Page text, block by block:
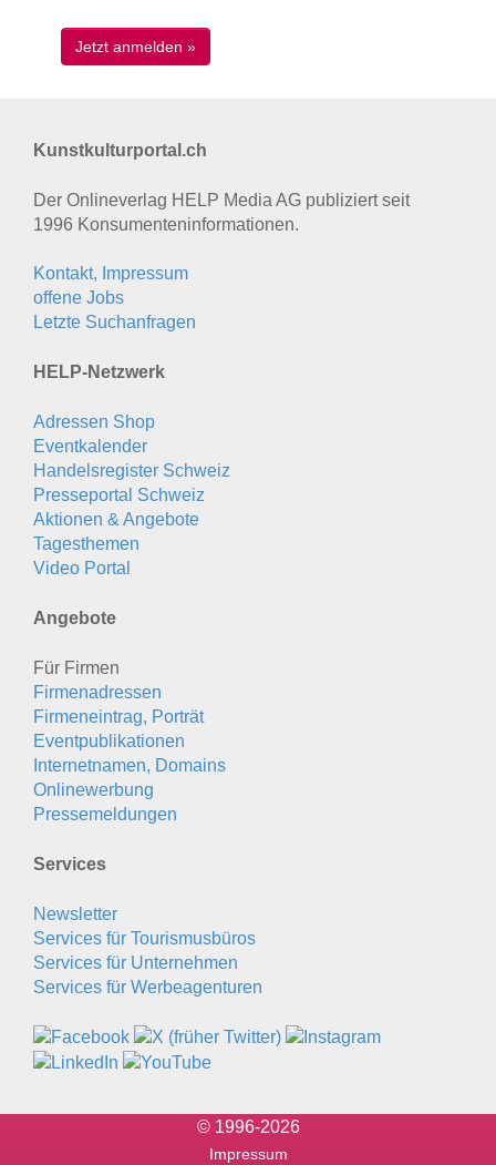
Kunstkulturportal.ch
Der Onlineverlag HELP Media AG publiziert seit
1996 Konsumenten­informationen.
Kontakt, Impressum
offene Jobs
Letzte Suchanfragen
HELP-Netzwerk
Adressen Shop
Eventkalender
Handelsregister Schweiz
Presseportal Schweiz
Aktionen & Angebote
Tagesthemen
Video Portal
Angebote
Für Firmen
Firmenadressen
Firmeneintrag, Porträt
Eventpublikationen
Internetnamen, Domains
Onlinewerbung
Pressemeldungen
Services
Newsletter
Services für Tourismusbüros
Services für Unternehmen
Services für Werbeagenturen
© 1996-2026
Impressum